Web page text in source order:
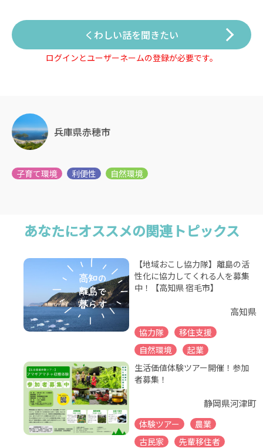
くわしい話を聞きたい
ログインとユーザーネームの登録が必要です。
兵庫県赤穂市
あなたにオススメの関連トピックス
【地域おこし協力隊】離島の活
性化に協力してくれる人を募集
中！【高知県 宿毛市】
高知県
協力隊
移住支援
自然環境
起業
生活価値体験ツアー開催！参加
者募集！
静岡県河津町
体験ツアー
農業
古民家
先輩移住者